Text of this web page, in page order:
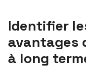
Identifier
avantages
à long